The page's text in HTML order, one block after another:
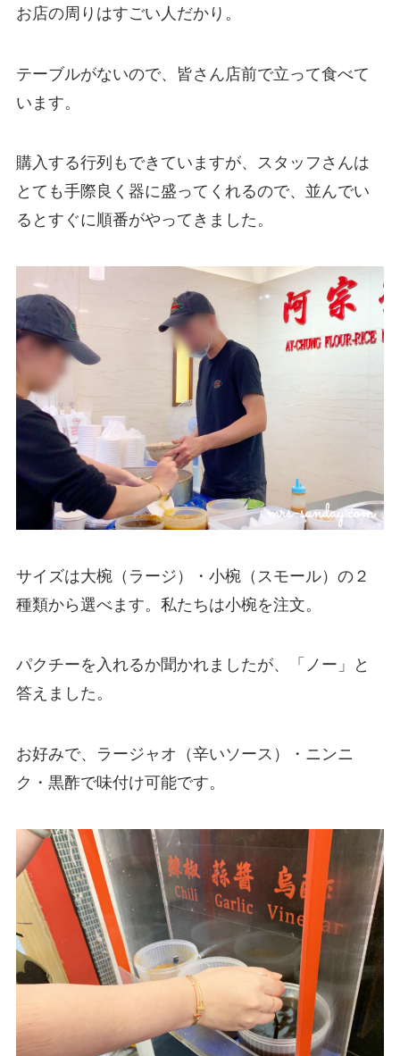
お店の周りはすごい人だかり。
テーブルがないので、皆さん店前で立って食べて
います。
購入する行列もできていますが、スタッフさんは
とても手際良く器に盛ってくれるので、並んでい
るとすぐに順番がやってきました。
サイズは大椀（ラージ）・小椀（スモール）の２
種類から選べます。私たちは小椀を注文。
パクチーを入れるか聞かれましたが、「ノー」と
答えました。
お好みで、ラージャオ（辛いソース）・ニンニ
ク・黒酢で味付け可能です。